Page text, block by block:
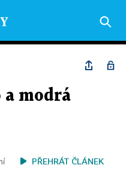
a modrá
PŘEHRÁT ČLÁNEK